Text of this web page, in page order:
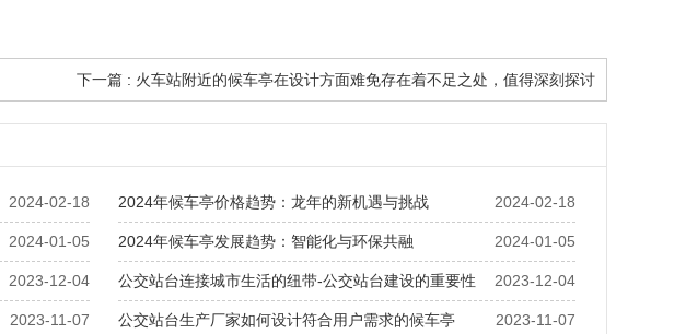
下一篇 : 火车站附近的候车亭在设计方面难免存在着不足之处，值得深刻探讨
2024-02-18 2024-02-18
2024年候车亭价格趋势：龙年的新机遇与挑战
2024-01-05 2024-01-05
2024年候车亭发展趋势：智能化与环保共融
2023-12-04 2023-12-04
公交站台连接城市生活的纽带-公交站台建设的重要性
2023-11-07 2023-11-07
公交站台生产厂家如何设计符合用户需求的候车亭